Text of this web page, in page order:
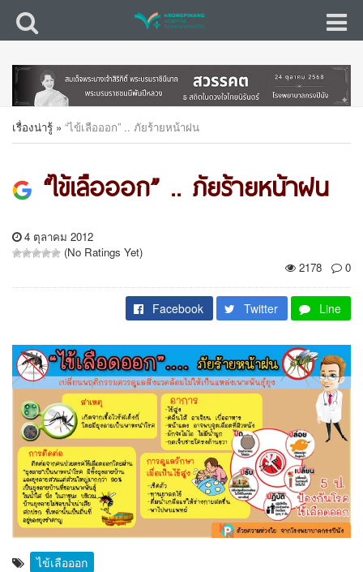
เรื่องน่ารู้ » “ไข้เลือออก” .. ภัยร้ายหน้าฝน
“ไข้เลือออก” .. ภัยร้ายหน้าฝน
4 ตุลาคม 2012
(No Ratings Yet)
2178
0
Facebook Twitter Line
ไข้เลือออก